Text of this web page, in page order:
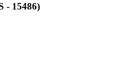
- 15486)